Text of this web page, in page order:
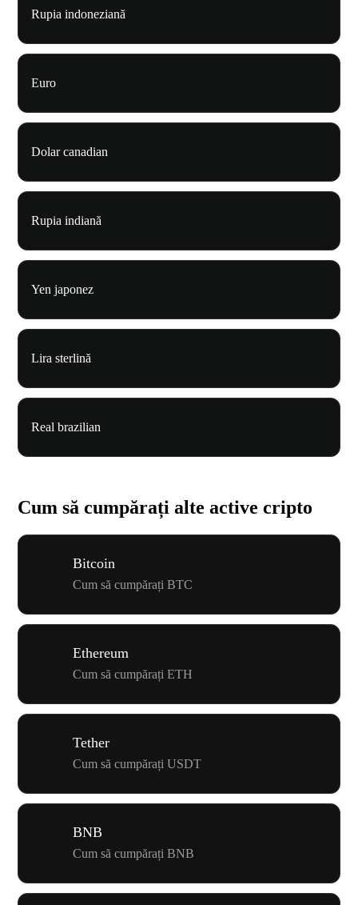
Rupia indoneziană
Euro
Dolar canadian
Rupia indiană
Yen japonez
Lira sterlină
Real brazilian
Cum să cumpărați alte active cripto
Bitcoin
Cum să cumpărați BTC
Ethereum
Cum să cumpărați ETH
Tether
Cum să cumpărați USDT
BNB
Cum să cumpărați BNB